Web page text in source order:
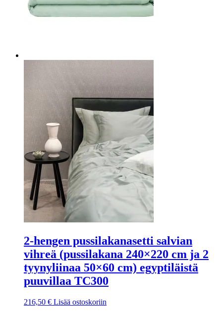
2-hengen pussilakanasetti salvian
vihreä (pussilakana 240×220 cm ja 2
tyynyliinaa 50×60 cm) egyptiläistä
puuvillaa TC300
216,50 € Lisää ostoskoriin